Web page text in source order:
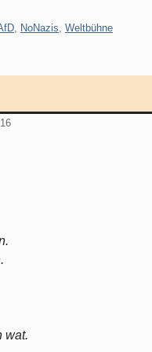
, NoNazis, Weltbühne
wat.